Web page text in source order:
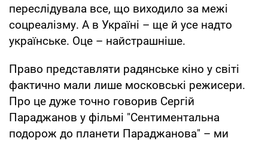
переслідувала все, що виходило за межі
соцреалізму. А в Україні – ще й усе надто
українське. Оце – найстрашніше.
Право представляти радянське кіно у світі
фактично мали лише московські режисери.
Про це дуже точно говорив Сергій
Параджанов у фільмі "Сентиментальна
подорож до планети Параджанова" – ми